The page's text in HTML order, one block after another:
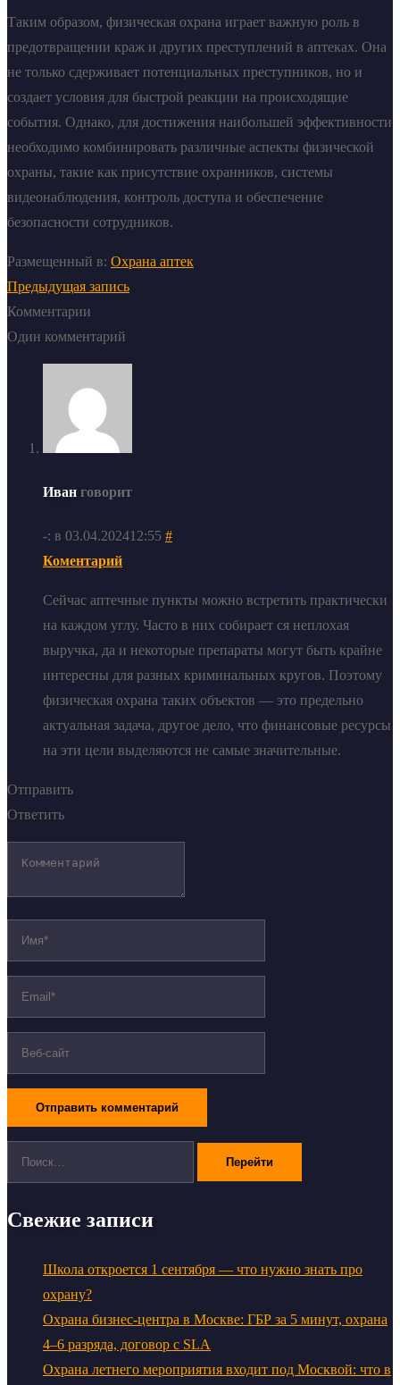
Таким образом, физическая охрана играет важную роль в
предотвращении краж и других преступлений в аптеках. Она
не только сдерживает потенциальных преступников, но и
создает условия для быстрой реакции на происходящие
события. Однако, для достижения наибольшей эффективности
необходимо комбинировать различные аспекты физической
охраны, такие как присутствие охранников, системы
видеонаблюдения, контроль доступа и обеспечение
безопасности сотрудников.
Размещенный в: Охрана аптек
Предыдущая запись
Комментарии
Один комментарий
Иван говорит
-: в 03.04.202412:55 #
Коментарий
Сейчас аптечные пункты можно встретить практически
на каждом углу. Часто в них собирает ся неплохая
выручка, да и некоторые препараты могут быть крайне
интересны для разных криминальных кругов. Поэтому
физическая охрана таких объектов — это предельно
актуальная задача, другое дело, что финансовые ресурсы
на эти цели выделяются не самые значительные.
Отправить
Ответить
Свежие записи
Школа откроется 1 сентября — что нужно знать про
охрану?
Охрана бизнес-центра в Москве: ГБР за 5 минут, охрана
4–6 разряда, договор с SLA
Охрана летнего мероприятия входит под Москвой: что в